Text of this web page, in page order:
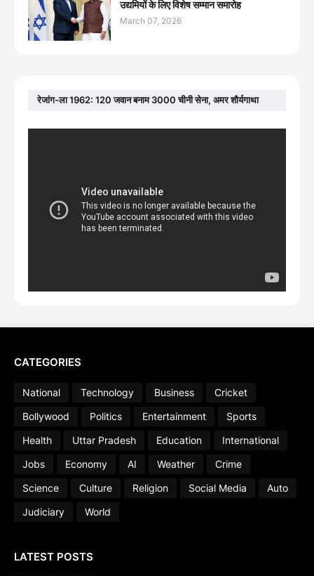
उद्यमियों के लिए विशेष सम्मान समारोह
March 07, 2026
रेजांग-ला 1962: 120 जवान बनाम 3000 चीनी सेना, अमर शौर्यगाथा
CATEGORIES
National Technology Business
Cricket
Bollywood
Politics Entertainment
Sports
Health
Uttar Pradesh Education
International
Jobs
Economy AI Weather
Crime
Science
Culture Religion Social Media
Auto
Judiciary
World
LATEST POSTS